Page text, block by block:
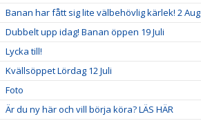
Banan har fått sig lite välbehövlig kärlek! 2 Aug
Dubbelt upp idag! Banan öppen 19 Juli
Lycka till!
Kvällsöppet Lördag 12 Juli
Foto
Är du ny här och vill börja köra? LÄS HÄR